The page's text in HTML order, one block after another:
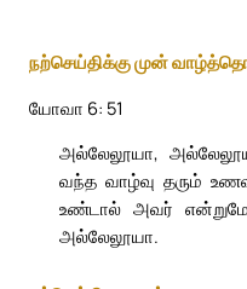
நற்செய்திக்கு முன்
யோவா 6: 51
அல்லேலூயா,
வந்த வாழ்வு தரும்
உண்டால் அவர்
அல்லேலூயா.